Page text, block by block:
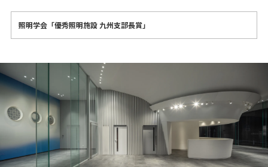
照明学会「優秀照明施設 九州支部長賞」